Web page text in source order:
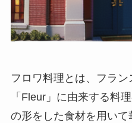
フロワ料理とは、フラン
「Fleur」に由来する料
の形をした食材を用い